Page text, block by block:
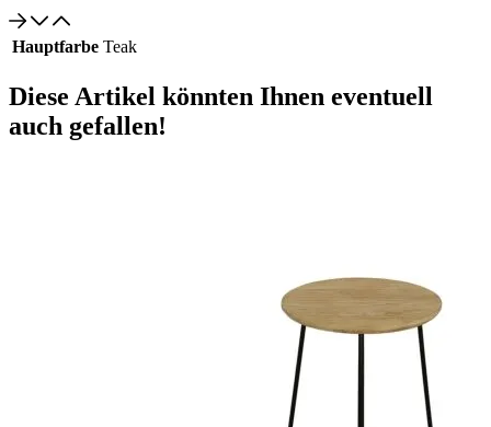
Hauptfarbe Teak
Diese Artikel könnten Ihnen eventuell
auch gefallen!